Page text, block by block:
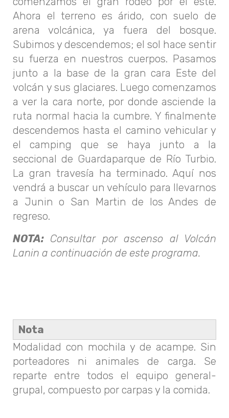
Ahora el terreno es árido, con suelo de
arena volcánica, ya fuera del bosque.
Subimos y descendemos; el sol hace sentir
su fuerza en nuestros cuerpos. Pasamos
junto a la base de la gran cara Este del
volcán y sus glaciares. Luego comenzamos
a ver la cara norte, por donde asciende la
ruta normal hacia la cumbre. Y finalmente
descendemos hasta el camino vehicular y
el camping que se haya junto a la
seccional de Guardaparque de Río Turbio.
La gran travesía ha terminado. Aquí nos
vendrá a buscar un vehículo para llevarnos
a Junin o San Martin de los Andes de
regreso.
NOTA: Consultar por ascenso al Volcán
Lanin a continuación de este programa.
Nota
Modalidad con mochila y de acampe. Sin
porteadores ni animales de carga. Se
reparte entre todos el equipo general-
grupal, compuesto por carpas y la comida.